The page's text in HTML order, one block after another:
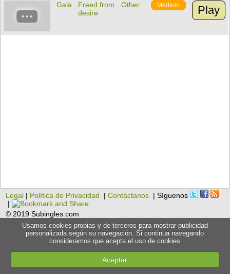
Gala
Freed from
desire
Other Medium Play
Legal | Política de Privacidad |Contáctanos | Síguenos
|
© 2019 Subingles.com
Usamos cookies propias y de terceros para mostrar publicidad
personalizada según su navegación. Si continua navegando
consideramos que acepta el uso de cookies
Aceptar